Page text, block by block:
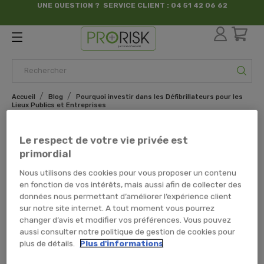
UNE QUESTION ? SERVICE CLIENT : 04 51 42 06 62
par France Sécurité
Accueil Blog
Pourquoi investir dans les Défibrillateurs pour les
Lieux Publics et Entreprises
Publié le : 10/12/2024
Pourquoi investir
dans les
Défibrillateurs pour
Le respect de votre vie privée est
primordial
Nous utilisons des cookies pour vous proposer un contenu
en fonction de vos intérêts, mais aussi afin de collecter des
données nous permettant d’améliorer l’expérience client
sur notre site internet. A tout moment vous pourrez
changer d’avis et modifier vos préférences. Vous pouvez
aussi consulter notre politique de gestion de cookies pour
plus de détails.
Plus d'informations